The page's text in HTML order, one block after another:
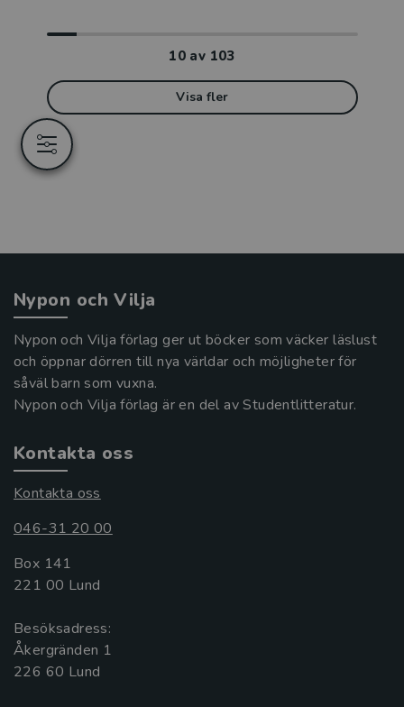
10 av 103
Visa fler
Nypon och Vilja
Nypon och Vilja förlag ger ut böcker som väcker läslust
och öppnar dörren till nya världar och möjligheter för
såväl barn som vuxna.
Nypon och Vilja förlag är en del av Studentlitteratur.
Kontakta oss
Kontakta oss
046-31 20 00
Box 141
221 00 Lund
Besöksadress:
Åkergränden 1